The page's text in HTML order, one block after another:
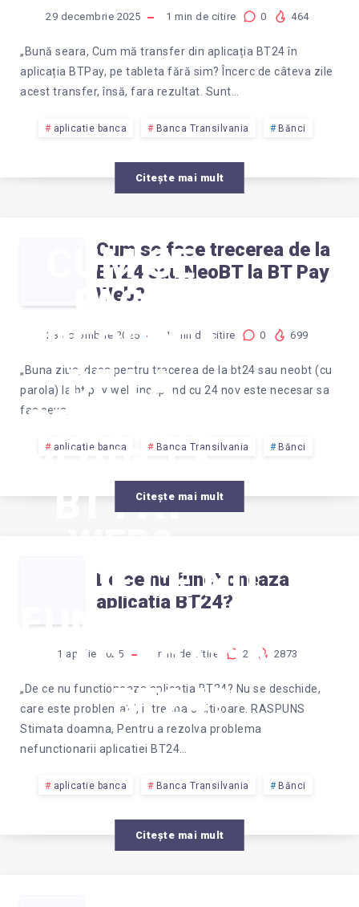
29 decembrie 2025 1 min de citire 0 464
„Bună seara, Cum mă transfer din aplicația BT24 în
aplicația BTPay, pe tableta fără sim? Încerc de câteva zile
acest transfer, însă, fara rezultat. Sunt…
aplicatie banca Banca Transilvania Bănci
Citește mai mult
CUM SE
FACE
TRECEREA
DE LA
BT24 SAU
NEOBT LA
BT PAY
Cum se face trecerea de la
BT24 sau NeoBT la BT Pay
Web?
23 octombrie 2025 1 min de citire 0 699
„Buna ziua, daca pentru trecerea de la bt24 sau neobt (cu
parola) la bt pay web incepand cu 24 nov este necesar sa
fac ceva,…
aplicatie banca Banca Transilvania Bănci
Citește mai mult
DE CE NU
FUNCTIONEAZA
APLICATIA
BT24?
De ce nu functioneaza
aplicatia BT24?
1 aprilie 2025 min de citire 2 2873
„De ce nu functioneaza aplicatia BT24? Nu se deschide,
care este problema?”, intreaba o cititoare. RASPUNS
Stimata doamna, Pentru a rezolva problema
nefunctionarii aplicatiei BT24…
aplicatie banca Banca Transilvania Bănci
Citește mai mult